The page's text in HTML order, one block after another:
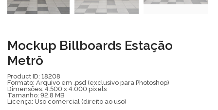
Mockup Billboards Estação
Metrô
Product ID: 18208
Formato: Arquivo em .psd (exclusivo para Photoshop)
Dimensões: 4.500 x 4.000 pixels
Tamanho: 92.8 MB
Licença: Uso comercial (direito ao uso)